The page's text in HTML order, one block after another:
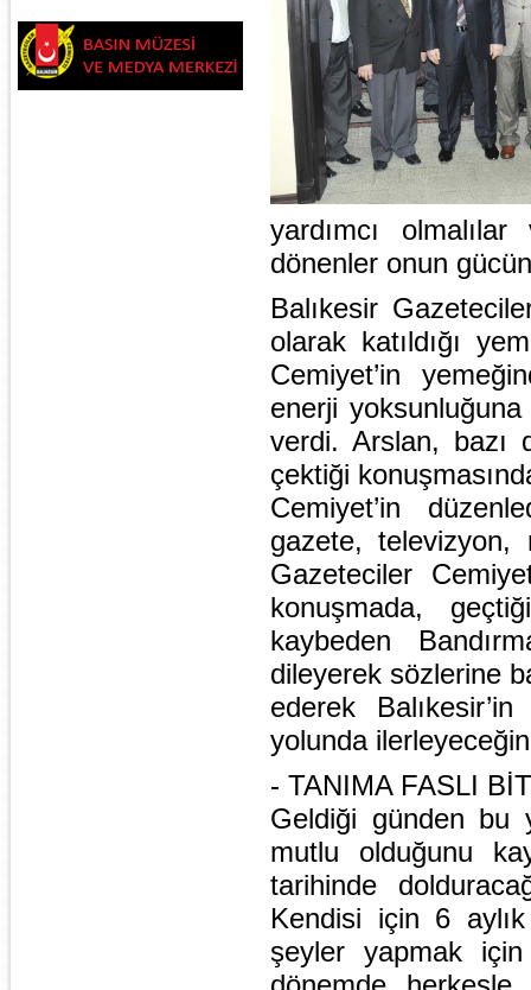
yardımcı
dönenler onun
Balıkesir
olarak katıldığı
Cemiyet’in
enerji
verdi. Arslan, bazı
çektiği
Cemiyet’in
gazete, televizyon,
Gazeteciler
konuşmada,
kaybeden
dileyerek sözlerine
ederek
yolunda
- TANIMA FASLI
Geldiği günden bu
mutlu olduğunu
tarihinde
Kendisi için 6
şeyler yapmak